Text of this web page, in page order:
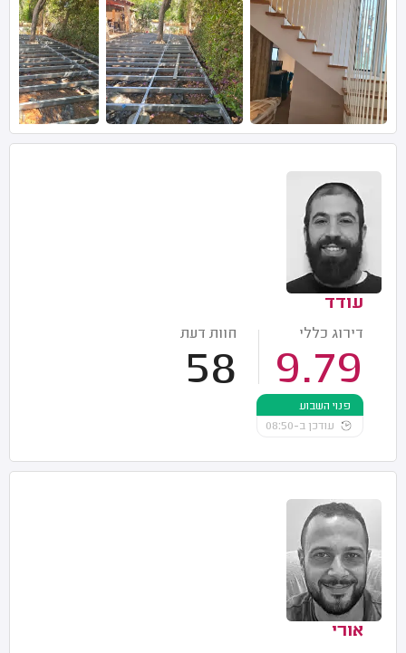
עודד
דירוג כללי
9.79
חוות דעת
58
פנוי השבוע
עודכן ב-08:50
אורי